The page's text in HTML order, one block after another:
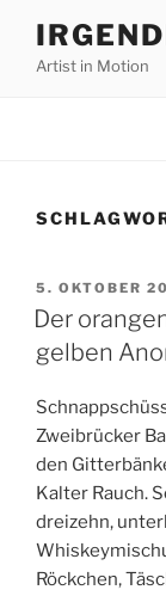
Inhalt
springenArtist in Motion
AM
5. OKTOBER
Der
gelben
Zweibrücker
den
Kalter Rauch.
dreizehn,
Röckchen,